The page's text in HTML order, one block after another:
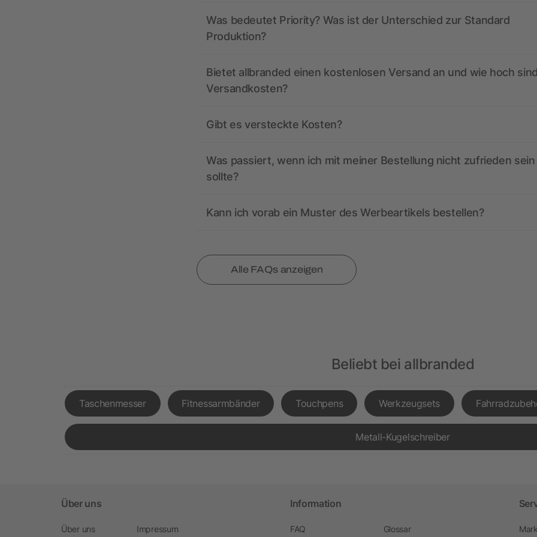
Was bedeutet Priority? Was ist der Unterschied zur Standard
Produktion?
Bietet allbranded einen kostenlosen Versand an und wie hoch
Versandkosten?
Gibt es versteckte Kosten?
Was passiert, wenn ich mit meiner Bestellung nicht zufrieden sein
sollte?
Kann ich vorab ein Muster des Werbeartikels bestellen?
Alle FAQs anzeigen
Beliebt bei allbranded
Taschenmesser Fitnessarmbänder Touchpens Werkzeugsets
Metall-Kugelschreiber
Über uns
Über uns Impressum
Information
FAQ Glossar